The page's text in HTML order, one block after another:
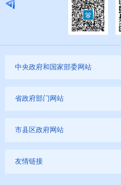
中央政府和国家部委网站
省政府部门网站
市县区政府网站
友情链接